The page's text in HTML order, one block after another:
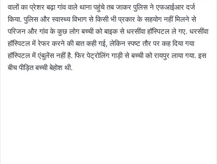
वालों का प्रेशर बढ़ा गांव वाले थाना पहुंचे तब जाकर पुलिस ने एफआईआर दर्ज
किया. पुलिस और स्वास्थ्य विभाग से किसी भी प्रकार के सहयोग नहीं मिलने से
परिजन और गांव के कुछ लोग बच्ची को बाइक से धरसींवा हॉस्पिटल ले गए. धरसींवा
हॉस्पिटल में रेफर करने की बात कही गई, लेकिन स्पष्ट तौर पर कह दिया गया
हॉस्पिटल में एंबुलेंस नहीं है. फिर पेट्रोलिंग गाड़ी से बच्ची को रायपुर लाया गया. इस
बीच पीड़ित बच्ची बेहोश थी.